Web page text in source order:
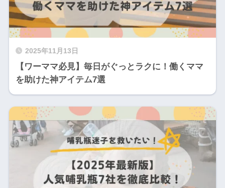
2025年11月13日
【ワーママ必見】毎日がぐっとラクに！働くママ
を助けた神アイテム7選